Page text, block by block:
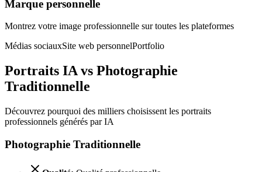
Marque personnelle
Montrez votre image professionnelle sur toutes les plateformes
Médias sociauxSite web personnelPortfolio
Portraits IA vs Photographie
Traditionnelle
Découvrez pourquoi des milliers choisissent les portraits
professionnels générés par IA
Photographie Traditionnelle